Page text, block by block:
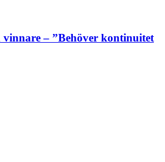
vinnare – ”Behöver kontinuitet